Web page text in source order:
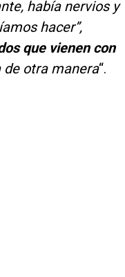
había nervios y
hacer”,
que vienen con
de otra manera“.